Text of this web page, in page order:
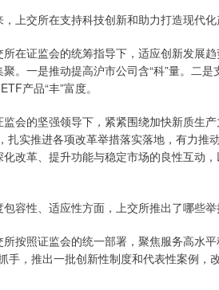
交所在支持科技创新和助力打造现代化
证监会的统筹指导下，适应创新发展
。一是推动提高沪市公司含“科”量。二
产品“丰”富度。
的坚强领导下，紧紧围绕加快新质生产
扎实推进各项改革举措落实落地，有力
改革、提升功能与稳定市场的良性互动
性、适应性方面，上交所推出了哪些举
照证监会的统一部署，聚焦服务高水平
手，推出一批创新性制度和代表性案例